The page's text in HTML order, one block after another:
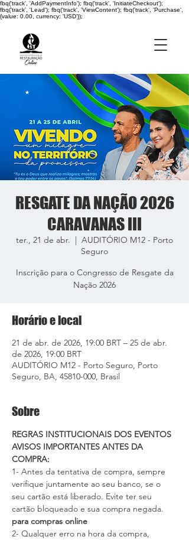
fbq('track', 'AddPaymentInfo'); fbq('track', 'InitiateCheckout');
fbq('track', 'Lead'); fbq('track', 'ViewContent'); fbq('track', 'Purchase',
{value: 0.00, currency: 'USD'});
RESGATE DA NAÇÃO 2026
CARAVANAS III
ter., 21 de abr.
  |
AUDITÓRIO M12 - Porto
Seguro
Inscrição para o Congresso de Resgate da
Nação 2026
Horário e local
21 de abr. de 2026, 19:00 BRT – 25 de abr.
de 2026, 19:00 BRT
AUDITÓRIO M12 - Porto Seguro, Porto
Seguro, BA, 45810-000, Brasil
Sobre
REGRAS INSTITUCIONAIS DOS EVENTOS
AVISOS IMPORTANTES ANTES DA
COMPRA:
1- Antes da tentativa de compra, sempre
verifique juntamente ao seu banco, se o
seu cartão está liberado. Evite ter seu
cartão bloqueado e sua compra negada.
para compras online
2- Qualquer erro na hora da compra,